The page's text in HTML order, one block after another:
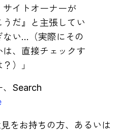
サイトオーナーが
うだ』と主張してい
ない…（実際にその
、直接チェックす
）」
、Search
をお持ちの方、あるいは